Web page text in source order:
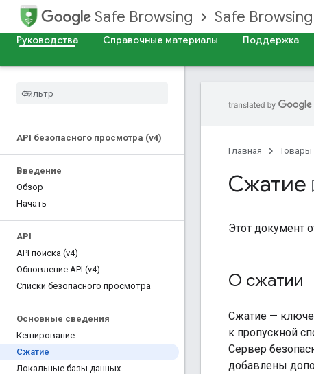
Safe Browsing Safe
Руководства
Справочные материалы Поддержка
API безопасного просмотра (v4)
Введение
Обзор
Начать
API
API поиска (v4)
Обновление API (v4)
Списки безопасного просмотра
Основные сведения
Кеширование
Сжатие
Локальные базы данных
Главная Товары
Сжатие
Этот документ
О сжатии
Сжатие —
к пропускной
Сервер
добавлены